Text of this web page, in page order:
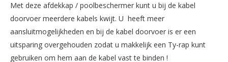
Met deze afdekkap / poolbeschermer kunt u bij de kabel
doorvoer meerdere kabels kwijt. U heeft meer
aansluitmogelijkheden en bij de kabel doorvoer is er een
uitsparing overgehouden zodat u makkelijk een Ty-rap kunt
gebruiken om hem aan de kabel vast te binden !